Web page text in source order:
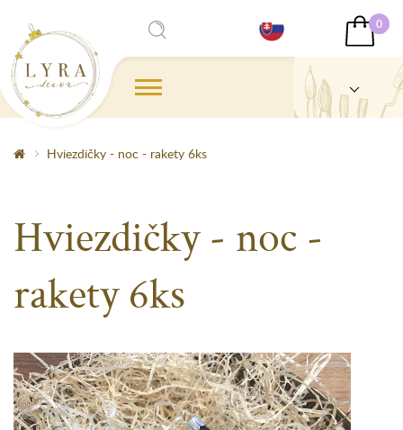
0
Hviezdičky - noc - rakety 6ks
Hviezdičky - noc -
rakety 6ks